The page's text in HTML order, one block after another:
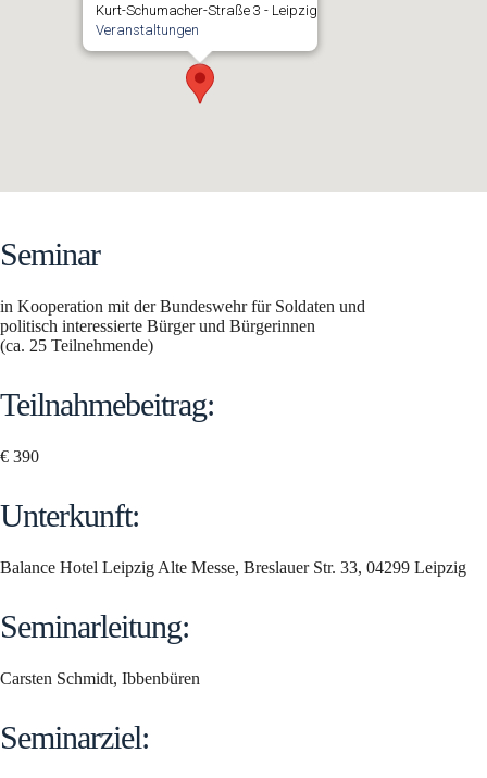
Kurt-Schumacher-Straße 3 - Leipzig
Veranstaltungen
Seminar
in Kooperation mit der Bundeswehr für Soldaten und
politisch interessierte Bürger und Bürgerinnen
(ca. 25 Teilnehmende)
Teilnahmebeitrag:
€ 390
Unterkunft:
Balance Hotel Leipzig Alte Messe, Breslauer Str. 33, 04299 Leipzig
Seminarleitung:
Carsten Schmidt, Ibbenbüren
Seminarziel: